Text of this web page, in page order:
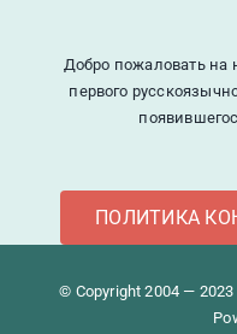
Добро пожаловать на
первого
ПОЛИТИКА
© Copyright 2004 — 2023